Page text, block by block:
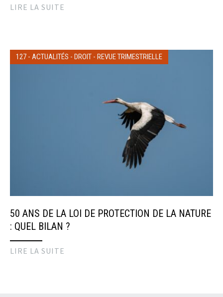
LIRE LA SUITE
127 - ACTUALITÉS - DROIT - REVUE TRIMESTRIELLE
50 ANS DE LA LOI DE PROTECTION DE LA NATURE
: QUEL BILAN ?
LIRE LA SUITE